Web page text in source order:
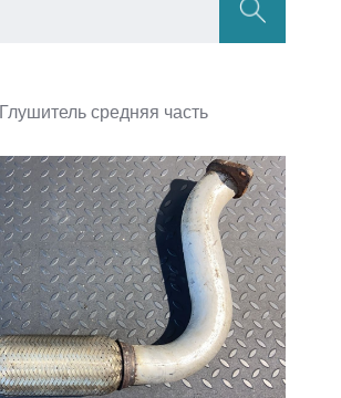
Глушитель средняя часть